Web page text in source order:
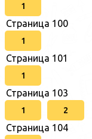
1
Страница 100
1
Страница 101
1
Страница 103
1 2
Страница 104